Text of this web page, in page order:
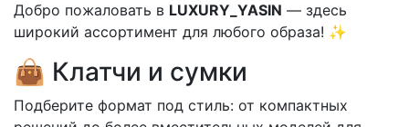
Добро пожаловать в LUXURY_YASIN — здесь
широкий ассортимент для любого образа! ✨
👜 Клатчи и сумки
Подберите формат под стиль: от компактных